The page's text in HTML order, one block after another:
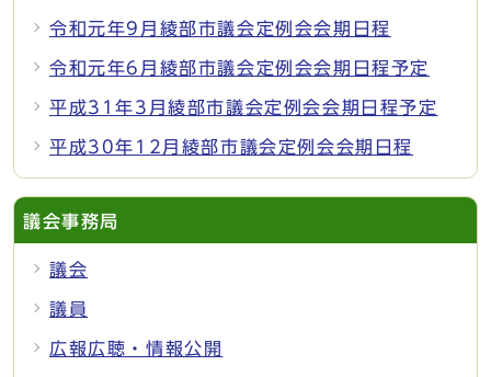
令和元年9月綾部市議会定例会会期日程
令和元年6月綾部市議会定例会会期日程予定
平成31年3月綾部市議会定例会会期日程予定
平成30年12月綾部市議会定例会会期日程
議会事務局
議会
議員
広報広聴・情報公開